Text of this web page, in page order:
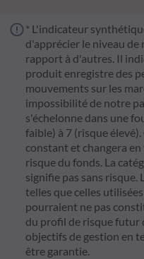
* L'indicateur
d'apprécier le niveau
rapport à d'autres. Il
produit enregistre des
mouvements sur les
impossibilité de notre
s'échelonne dans une
faible) à 7 (risque
constant et changera
risque du fonds. La
signifie pas sans risque.
telles que celles
pourraient ne pas
du profil de risque futur
objectifs de gestion en
être garantie.